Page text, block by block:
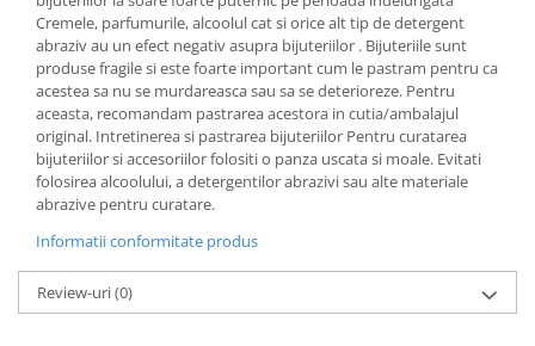
Cremele, parfumurile, alcoolul cat si orice alt tip de detergent
abraziv au un efect negativ asupra bijuteriilor . Bijuteriile sunt
produse fragile si este foarte important cum le pastram pentru ca
acestea sa nu se murdareasca sau sa se deterioreze. Pentru
aceasta, recomandam pastrarea acestora in cutia/ambalajul
original. Intretinerea si pastrarea bijuteriilor Pentru curatarea
bijuteriilor si accesoriilor folositi o panza uscata si moale. Evitati
folosirea alcoolului, a detergentilor abrazivi sau alte materiale
abrazive pentru curatare.
Informatii conformitate produs
Review-uri(0)